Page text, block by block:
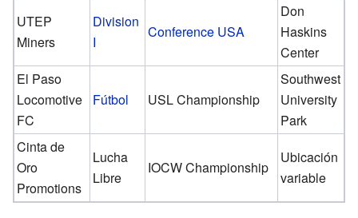
UTEP
Miners
Division
I
Conference USA
Don
Haskins
Center
El Paso
Locomotive
FC
Fútbol USL Championship
Southwest
University
Park
Cinta de
Oro
Promotions
Lucha
Libre
IOCW Championship
Ubicación
variable